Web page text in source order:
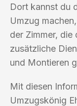
Dort kannst du
Umzug
der Zimmer,
zusätzliche
und Montieren
Mit diesen
Umzugskönig